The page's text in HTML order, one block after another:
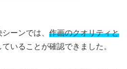
ーンでは、 作画のクオリティと
ていることが確認できました。